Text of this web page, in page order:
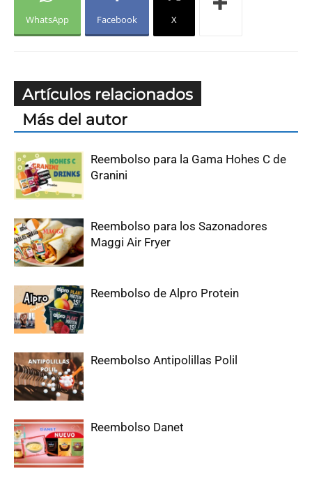
WhatsApp Facebook X
Artículos relacionados
Más del autor
Reembolso para la Gama Hohes C de
Granini
Reembolso para los Sazonadores
Maggi Air Fryer
Reembolso de Alpro Protein
Reembolso Antipolillas Polil
Reembolso Danet